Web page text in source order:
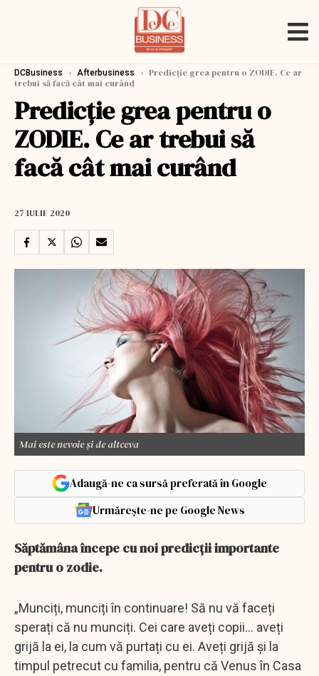
DCBusiness › Afterbusiness › Predicție grea pentru o ZODIE. Ce ar
trebui să facă cât mai curând
Predicție grea pentru o
ZODIE. Ce ar trebui să
facă cât mai curând
27 IULIE 2020
Mai este nevoie și de altceva
Adaugă-ne ca sursă preferată în Google
Urmărește-ne pe Google News
Săptămâna începe cu noi predicții importante
pentru o zodie.
„Munciți, munciți în continuare! Să nu vă faceți
sperați că nu munciți. Cei care aveți copii... aveți
grijă la ei, la cum vă purtați cu ei. Aveți grijă și la
timpul petrecut cu familia, pentru că Venus în Casa